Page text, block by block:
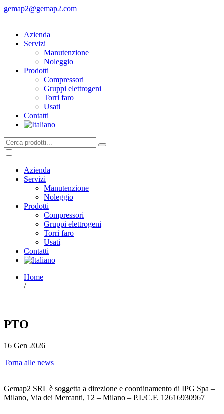
gemap2@gemap2.com
Azienda
Servizi
Manutenzione
Noleggio
Prodotti
Compressori
Gruppi elettrogeni
Torri faro
Usati
Contatti
Azienda
Servizi
Manutenzione
Noleggio
Prodotti
Compressori
Gruppi elettrogeni
Torri faro
Usati
Contatti
Home
/
PTO
16 Gen 2026
Torna alle news
Gemap2 SRL è soggetta a direzione e coordinamento di IPG Spa –
Milano, Via dei Mercanti, 12 – Milano – P.I./C.F. 12616930967